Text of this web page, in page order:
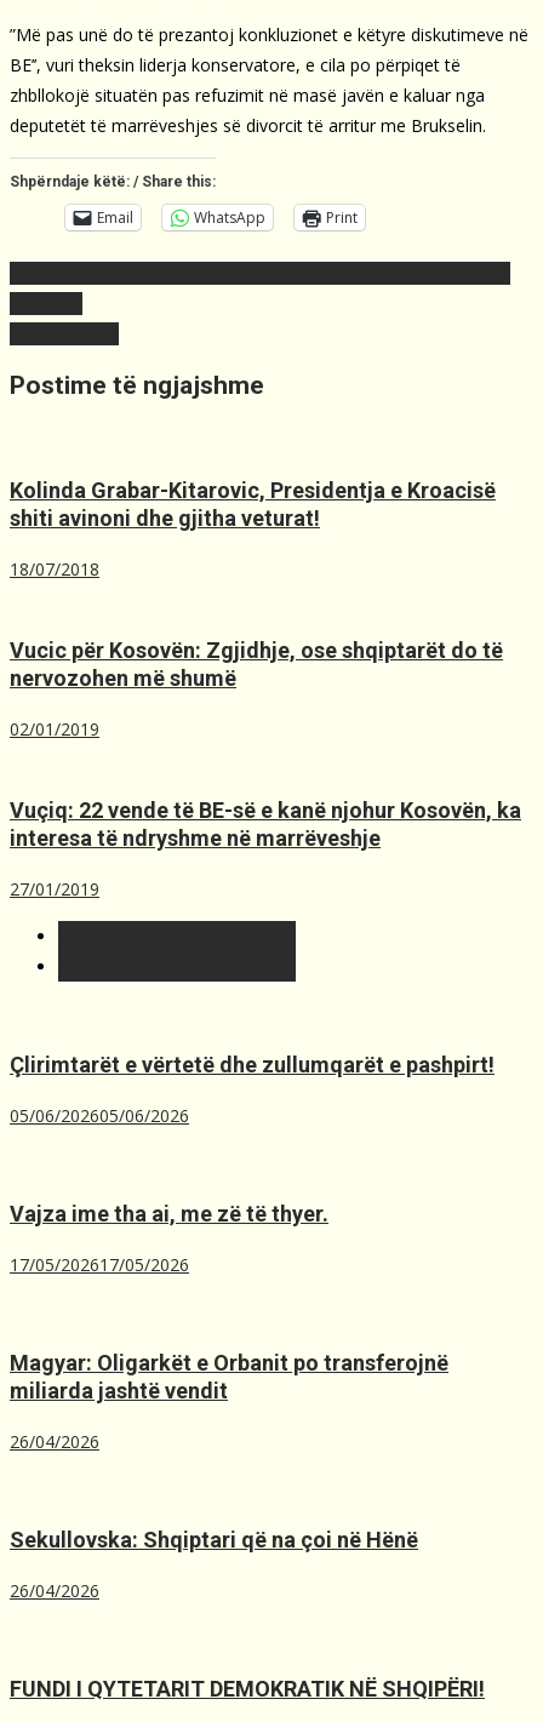
”Më pas unë do të prezantoj konkluzionet e këtyre diskutimeve në
BE’’, vuri theksin liderja konservatore, e cila po përpiqet të
zhbllokojë situatën pas refuzimit në masë javën e kaluar nga
deputetët të marrëveshjes së divorcit të arritur me Brukselin.
Shpërndaje këtë: / Share this:
Email WhatsApp Print
Postime të ngjajshme
Kolinda Grabar-Kitarovic, Presidentja e Kroacisë
shiti avinoni dhe gjitha veturat!
18/07/2018
Vucic për Kosovën: Zgjidhje, ose shqiptarët do të
nervozohen më shumë
02/01/2019
Vuçiq: 22 vende të BE-së e kanë njohur Kosovën, ka
interesa të ndryshme në marrëveshje
27/01/2019
Çlirimtarët e vërtetë dhe zullumqarët e pashpirt!
05/06/202605/06/2026
Vajza ime tha ai, me zë të thyer.
17/05/202617/05/2026
Magyar: Oligarkët e Orbanit po transferojnë
miliarda jashtë vendit
26/04/2026
Sekullovska: Shqiptari që na çoi në Hënë
26/04/2026
FUNDI I QYTETARIT DEMOKRATIK NË SHQIPËRI!